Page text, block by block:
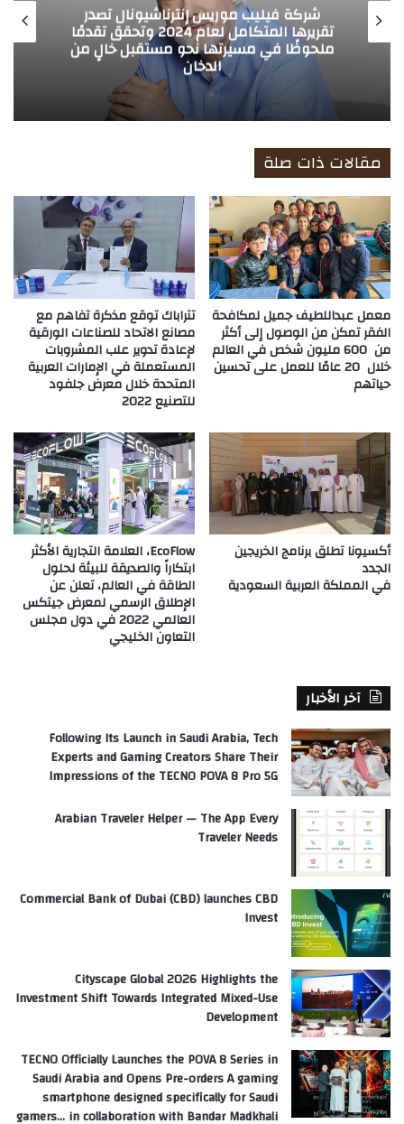
شركة فيليب موريس إنترناشيونال تصدر
تقريرها المتكامل لعام 2024 وتحقق تقدمًا
ملحوظًا في مسيرتها نحو مستقبل خالٍ من
الدخان
مقالات ذات صلة
معمل عبداللطيف جميل لمكافحة
الفقر تمكن من الوصول إلى أكثر
من 600 مليون شخص في العالم
خلال 20 عامًا للعمل على تحسين
حياتهم
تتراباك توقع مذكرة تفاهم مع
مصانع الاتحاد للصناعات الورقية
لإعادة تدوير علب المشروبات
المستعملة في الإمارات العربية
المتحدة خلال معرض جلفود
للتصنيع 2022
أكسيونا تطلق برنامج الخريجين
الجدد
في المملكة العربية السعودية
EcoFlow، العلامة التجارية الأكثر
ابتكاراً والصديقة للبيئة لحلول
الطاقة في العالم، تعلن عن
الإطلاق الرسمي لمعرض جيتكس
العالمي 2022 في دول مجلس
التعاون الخليجي
آخر الأخبار
Following Its Launch in Saudi Arabia, Tech
Experts and Gaming Creators Share Their
Impressions of the TECNO POVA 8 Pro 5G
Arabian Traveler Helper — The App Every
Traveler Needs
Commercial Bank of Dubai (CBD) launches CBD
Invest
Cityscape Global 2026 Highlights the
Investment Shift Towards Integrated Mixed-Use
Development
TECNO Officially Launches the POVA 8 Series in
Saudi Arabia and Opens Pre-orders A gaming
smartphone designed specifically for Saudi
gamers… in collaboration with Bandar Madkhali